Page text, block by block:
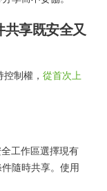
享既安全又
制權， 從首次上
工作區選擇現有
隨時共享。使用